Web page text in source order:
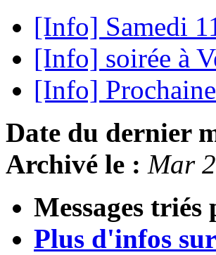
[Info] Samedi
[Info] soirée à
[Info]
Date du dernier
Archivé le : Mar
Messages triés
Plus d'infos